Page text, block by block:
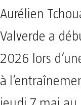
Aurélien
Valverde a
2026 lors
à